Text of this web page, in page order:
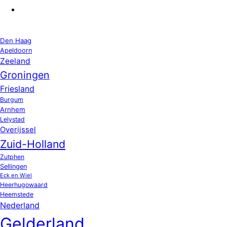
Den Haag
Apeldoorn
Zeeland
Groningen
Friesland
Burgum
Arnhem
Lelystad
Overijssel
Zuid-Holland
Zutphen
Sellingen
Eck en Wiel
Heerhugowaard
Heemstede
Nederland